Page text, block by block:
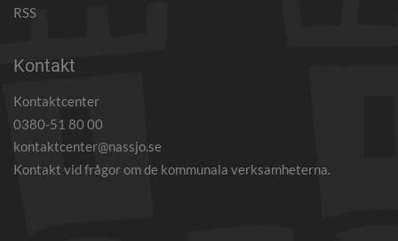
RSS
Kontakt
Kontaktcenter
0380-51 80 00
kontaktcenter@nassjo.se
Kontakt vid frågor om de kommunala verksamheterna.